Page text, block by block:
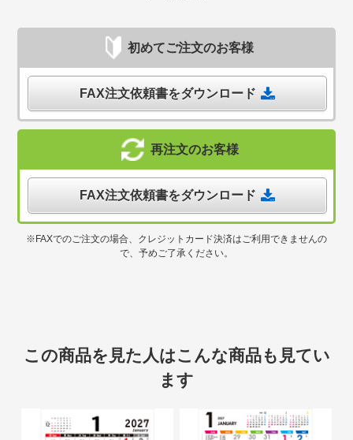
初めてご注文のお客様
FAX注文依頼書をダウンロード
再注文のお客様
FAX注文依頼書をダウンロード
※FAXでのご注文の場合、クレジットカード決済はご利用できませんの
で、予めご了承ください。
この商品を見た人はこんな商品も見てい
ます